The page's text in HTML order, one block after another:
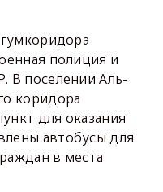
полиция и
В поселении Аль-
коридора
для оказания
автобусы для
в места